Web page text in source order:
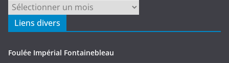
Archives
Liens divers
Foulée Impérial Fontainebleau